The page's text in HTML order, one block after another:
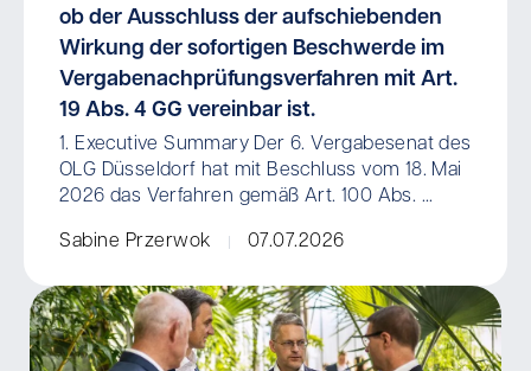
ob der Ausschluss der aufschiebenden
Wirkung der sofortigen Beschwerde im
Vergabenachprüfungsverfahren mit Art.
19 Abs. 4 GG vereinbar ist.
1. Executive Summary Der 6. Vergabesenat des
OLG Düsseldorf hat mit Beschluss vom 18. Mai
2026 das Verfahren gemäß Art. 100 Abs. ...
Sabine Przerwok 07.07.2026